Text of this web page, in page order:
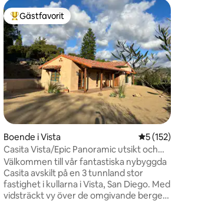
betyg, 414 omdömen
Populär gästfavorit
Gästfavorit
Boende i Vista 5 av 5 i
5 (152)
Casita Vista/Epic Panoramic utsikt och
avskildhet
Välkommen till vår fantastiska nybyggda
Casita avskilt på en 3 tunnland stor
fastighet i kullarna i Vista, San Diego. Med
vidsträckt vy över de omgivande bergen,